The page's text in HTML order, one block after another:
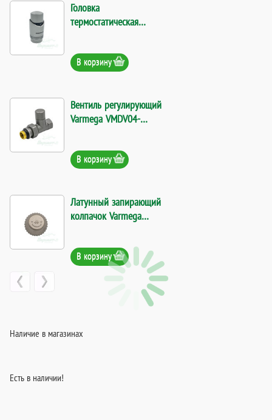
Головка
термостатическая
В корзину
Вентиль регулирующий
Varmega VMDV04-
В корзину
Латунный запирающий
колпачок Varmega
В корзину
Наличие в магазинах
Есть в наличии!